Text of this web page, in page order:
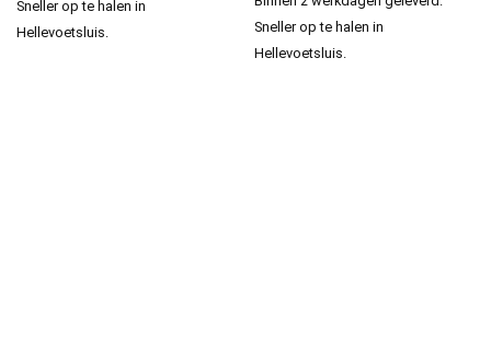
Sneller op te halen in
Hellevoetsluis.
Sneller op te halen in
Hellevoetsluis.